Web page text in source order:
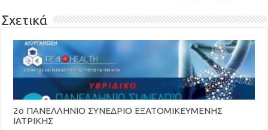
Σχετικά
2ο ΠΑΝΕΛΛΗΝΙΟ ΣΥΝΕΔΡΙΟ ΕΞΑΤΟΜΙΚΕΥΜΕΝΗΣ
ΙΑΤΡΙΚΗΣ